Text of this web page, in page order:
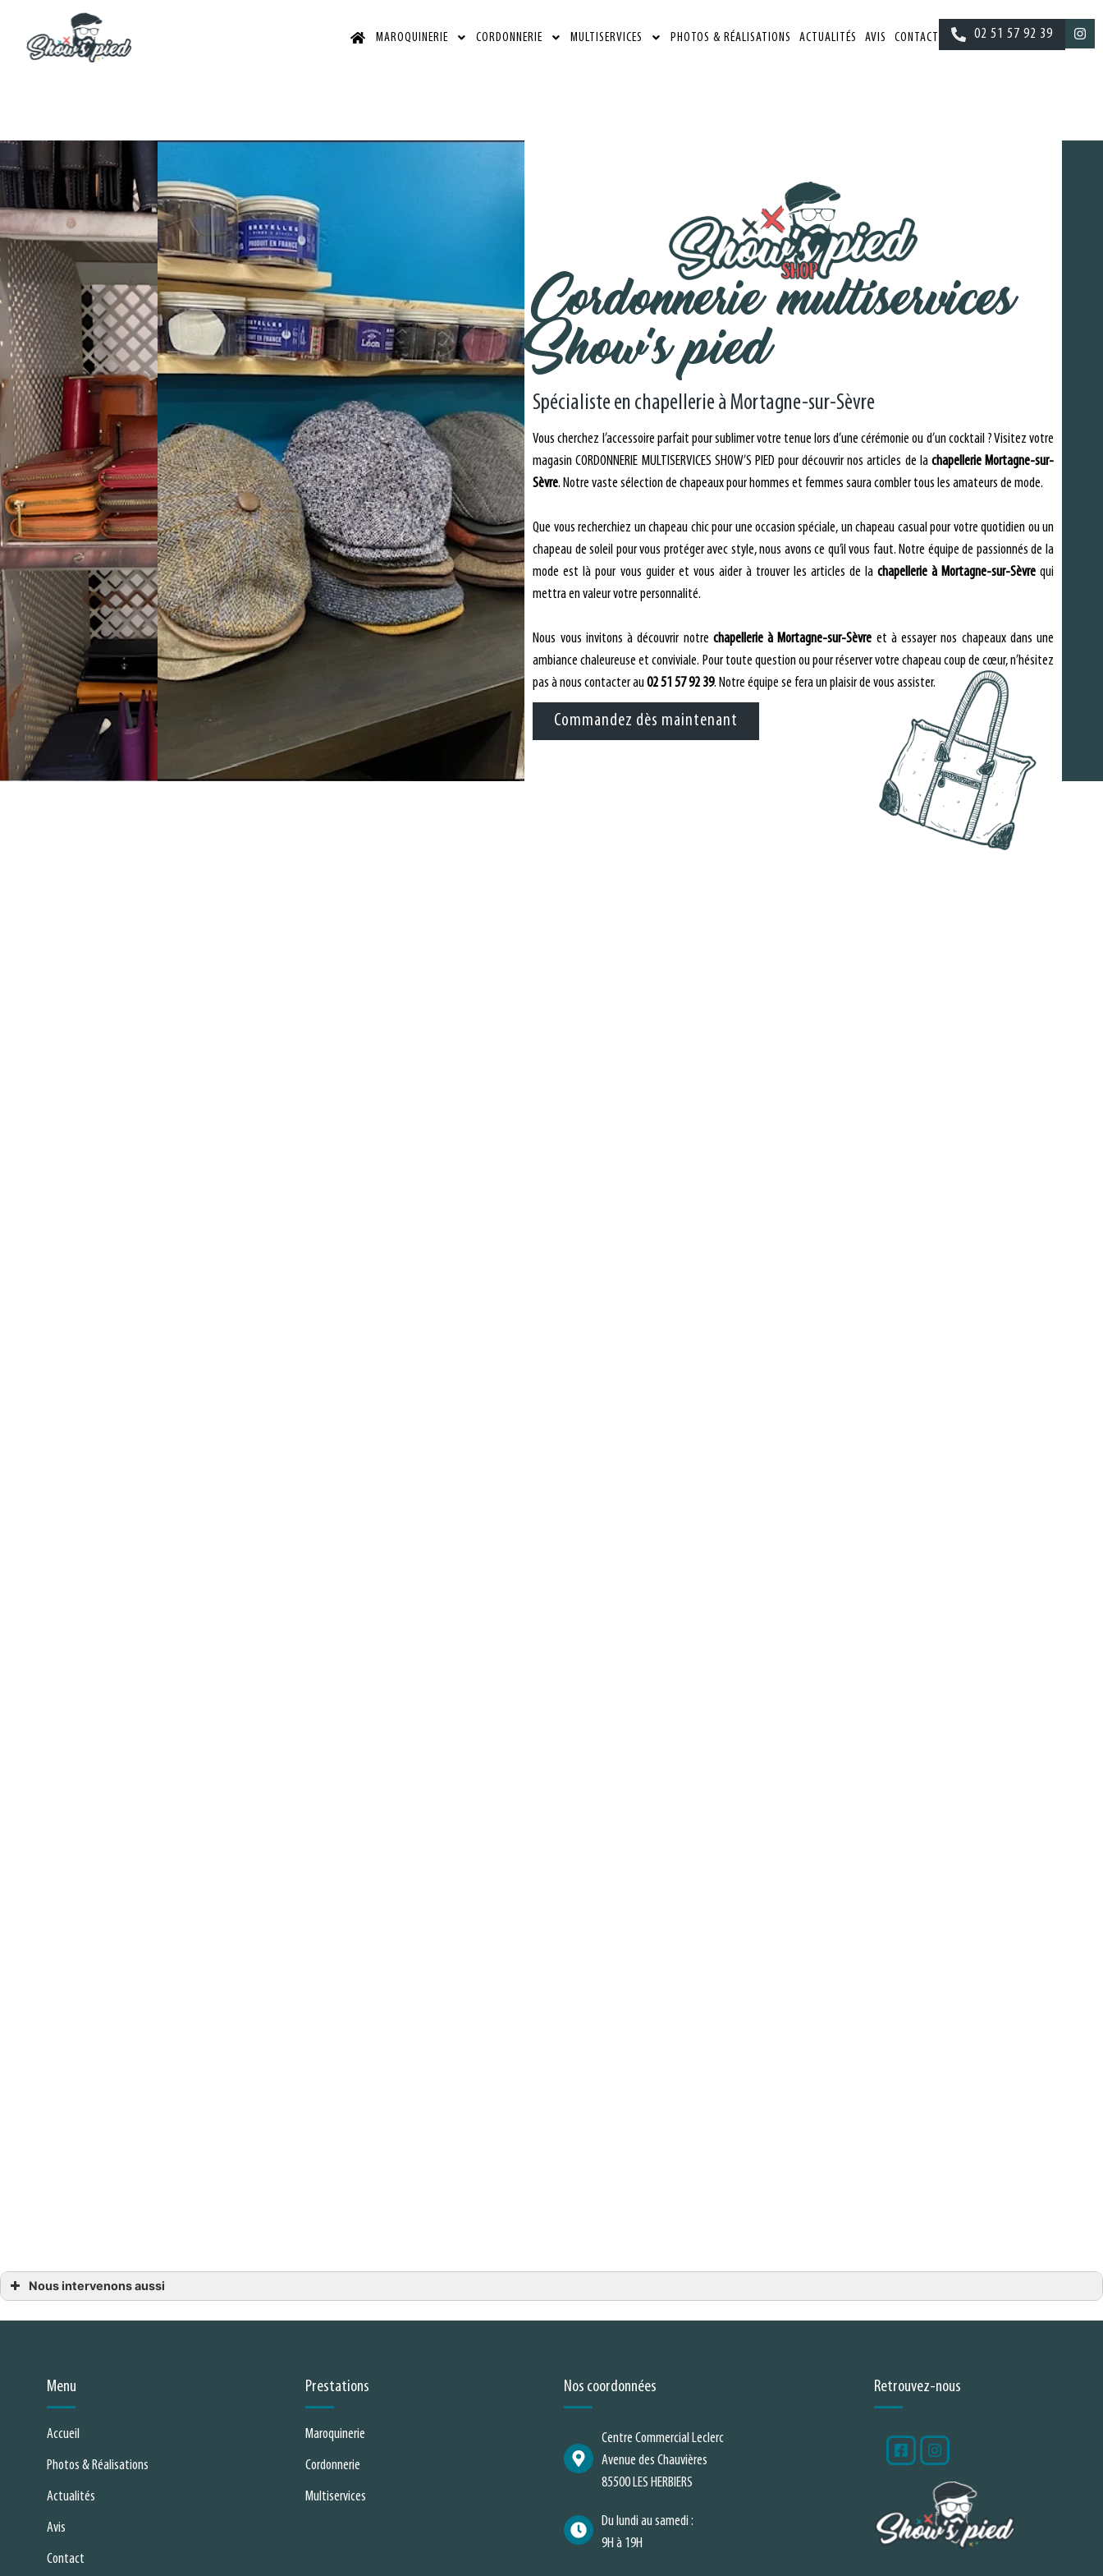
MAROQUINERIE CORDONNERIE MULTISERVICES PHOTOS & RÉALISATIONS ACTUALITÉS AVIS CONTACT 02 51 57 92 39
Cordonnerie multiservices
Show’s pied
Spécialiste en chapellerie à Mortagne-sur-Sèvre
Vous cherchez l’accessoire parfait pour sublimer votre tenue lors d’une cérémonie ou d’un cocktail ? Visitez votre
magasin CORDONNERIE MULTISERVICES SHOW’S PIED pour découvrir nos articles de la chapellerie Mortagne-sur-
Sèvre. Notre vaste sélection de chapeaux pour hommes et femmes saura combler tous les amateurs de mode.
Que vous recherchiez un chapeau chic pour une occasion spéciale, un chapeau casual pour votre quotidien ou un
chapeau de soleil pour vous protéger avec style, nous avons ce qu’il vous faut. Notre équipe de passionnés de la
mode est là pour vous guider et vous aider à trouver les articles de la chapellerieà Mortagne-sur-Sèvrequi
mettra en valeur votre personnalité.
Nous vous invitons à découvrir notre chapellerie à Mortagne-sur-Sèvre et à essayer nos chapeaux dans une
ambiance chaleureuse et conviviale. Pour toute question ou pour réserver votre chapeau coup de cœur, n’hésitez
pas à nous contacter au02 51 57 92 39. Notre équipe se fera un plaisir de vous assister.
Commandez dès maintenant
Nous intervenons aussi
Chapellerie Mortagne-sur-Sèvre
Menu
Accueil
Photos & Réalisations
Actualités
Avis
Contact
Prestations
Maroquinerie
Cordonnerie
Multiservices
Nos coordonnées
Centre Commercial Leclerc
Avenue des Chauvières
85500 LES HERBIERS
Du lundi au samedi :
9H à 19H
Retrouvez-nous